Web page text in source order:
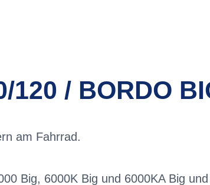
120 / BORDO
am Fahrrad.
Big, 6000K Big und 6000KA Big